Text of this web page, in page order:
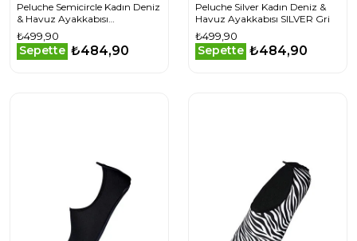
Peluche Semicircle Kadın Deniz
& Havuz Ayakkabısı
SEMICIRCLE Renkli
₺499,90
Sepette ₺484,90
Peluche Silver Kadın Deniz &
Havuz Ayakkabısı SILVER Gri
₺499,90
Sepette ₺484,90